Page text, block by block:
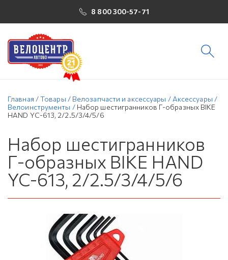
8 800 300-57-71
Главная /Товары / Велозапчасти и аксессуары / Аксессуары /
Велоинструменты / Набор шестигранников Г-образных BIKE
HAND YC-613, 2/2.5/3/4/5/6
Набор шестигранников
Г-образных BIKE HAND
YC-613, 2/2.5/3/4/5/6